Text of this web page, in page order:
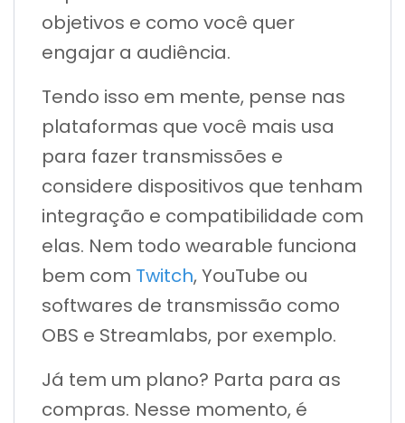
objetivos e como você quer
engajar a audiência.
Tendo isso em mente, pense nas
plataformas que você mais usa
para fazer transmissões e
considere dispositivos que tenham
integração e compatibilidade com
elas. Nem todo wearable funciona
bem com Twitch, YouTube ou
softwares de transmissão como
OBS e Streamlabs, por exemplo.
Já tem um plano? Parta para as
compras. Nesse momento, é